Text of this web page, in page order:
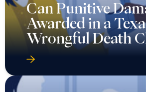
Can Punitive
Awarded in a
Wrongful Death